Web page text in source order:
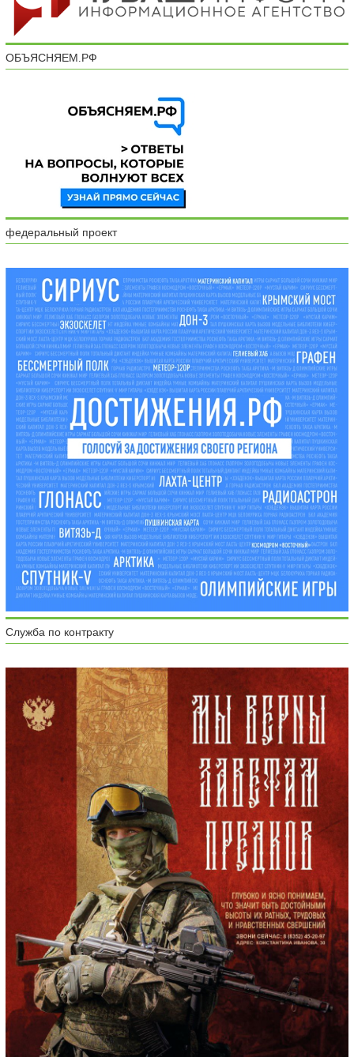
ОБЪЯСНЯЕМ.РФ
федеральный проект
Служба по контракту